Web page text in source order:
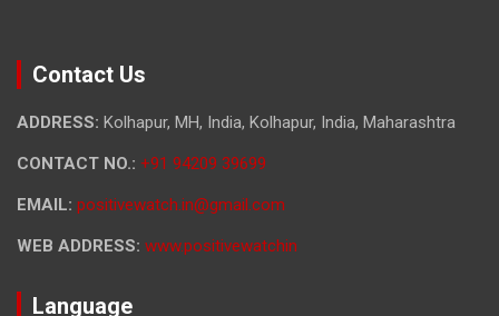
Contact Us
ADDRESS: Kolhapur, MH, India, Kolhapur, India, Maharashtra
CONTACT NO.: +91 94209 39699
EMAIL: positivewatch.in@gmail.com
WEB ADDRESS: www.positivewatchin
Language